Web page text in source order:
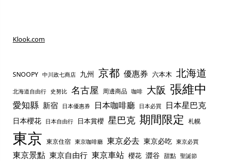
Klook.com
SNOOPY 中川政七商店 九州 京都 優惠券 六本木 北海道
北海道自由行 史努比 名古屋 周邊商品 咖啡 大阪 張維中
愛知縣 新宿 日本優惠券 日本咖啡廳 日本必買 日本星巴克
日本櫻花 日本自由行 日本賞櫻 星巴克 期間限定 札幌
東京 東京住宿 東京咖啡廳 東京必去 東京必吃 東京必買
東京景點 東京自由行 東京車站 櫻花 澀谷 甜點 聖誕節